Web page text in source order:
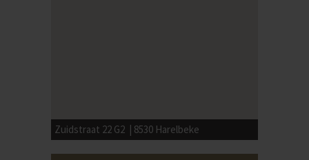
Zuidstraat 22 G2 | 8530 Harelbeke